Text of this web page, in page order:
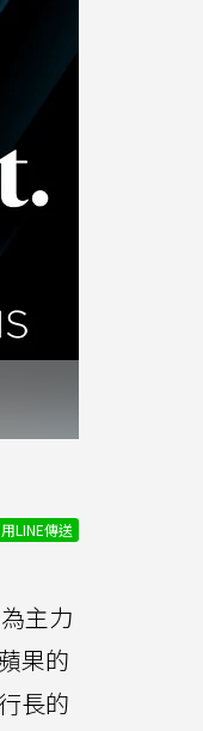
用LINE傳送
主力
果的
長的